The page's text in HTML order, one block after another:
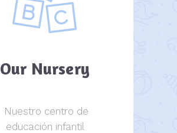
Our Nursery
Nuestro centro de
educación infantil